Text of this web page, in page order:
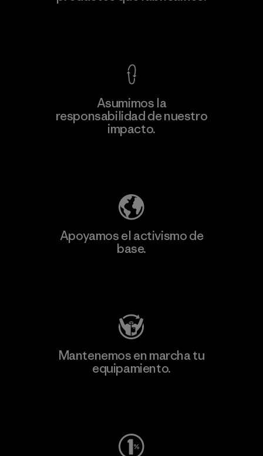
información
Asumimos la
responsabilidad de nuestro
impacto.
Apoyamos el activismo de
base.
Mantenemos en marcha tu
equipamiento.